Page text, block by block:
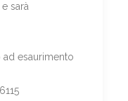
sarà
esaurimento